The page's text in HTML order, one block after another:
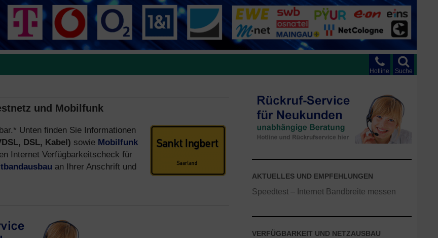
Suche
Hotline
und Mobilfunk
Unten finden Sie Informationen
DSL, Kabel) sowie Mobilfunk
Internet Verfügbarkeitscheck für
an Ihrer Anschrift und
AKTUELLES UND EMPFEHLUNGEN
Speedtest – Internet Bandbreite messen
VERFÜGBARKEIT UND NETZAUSBAU